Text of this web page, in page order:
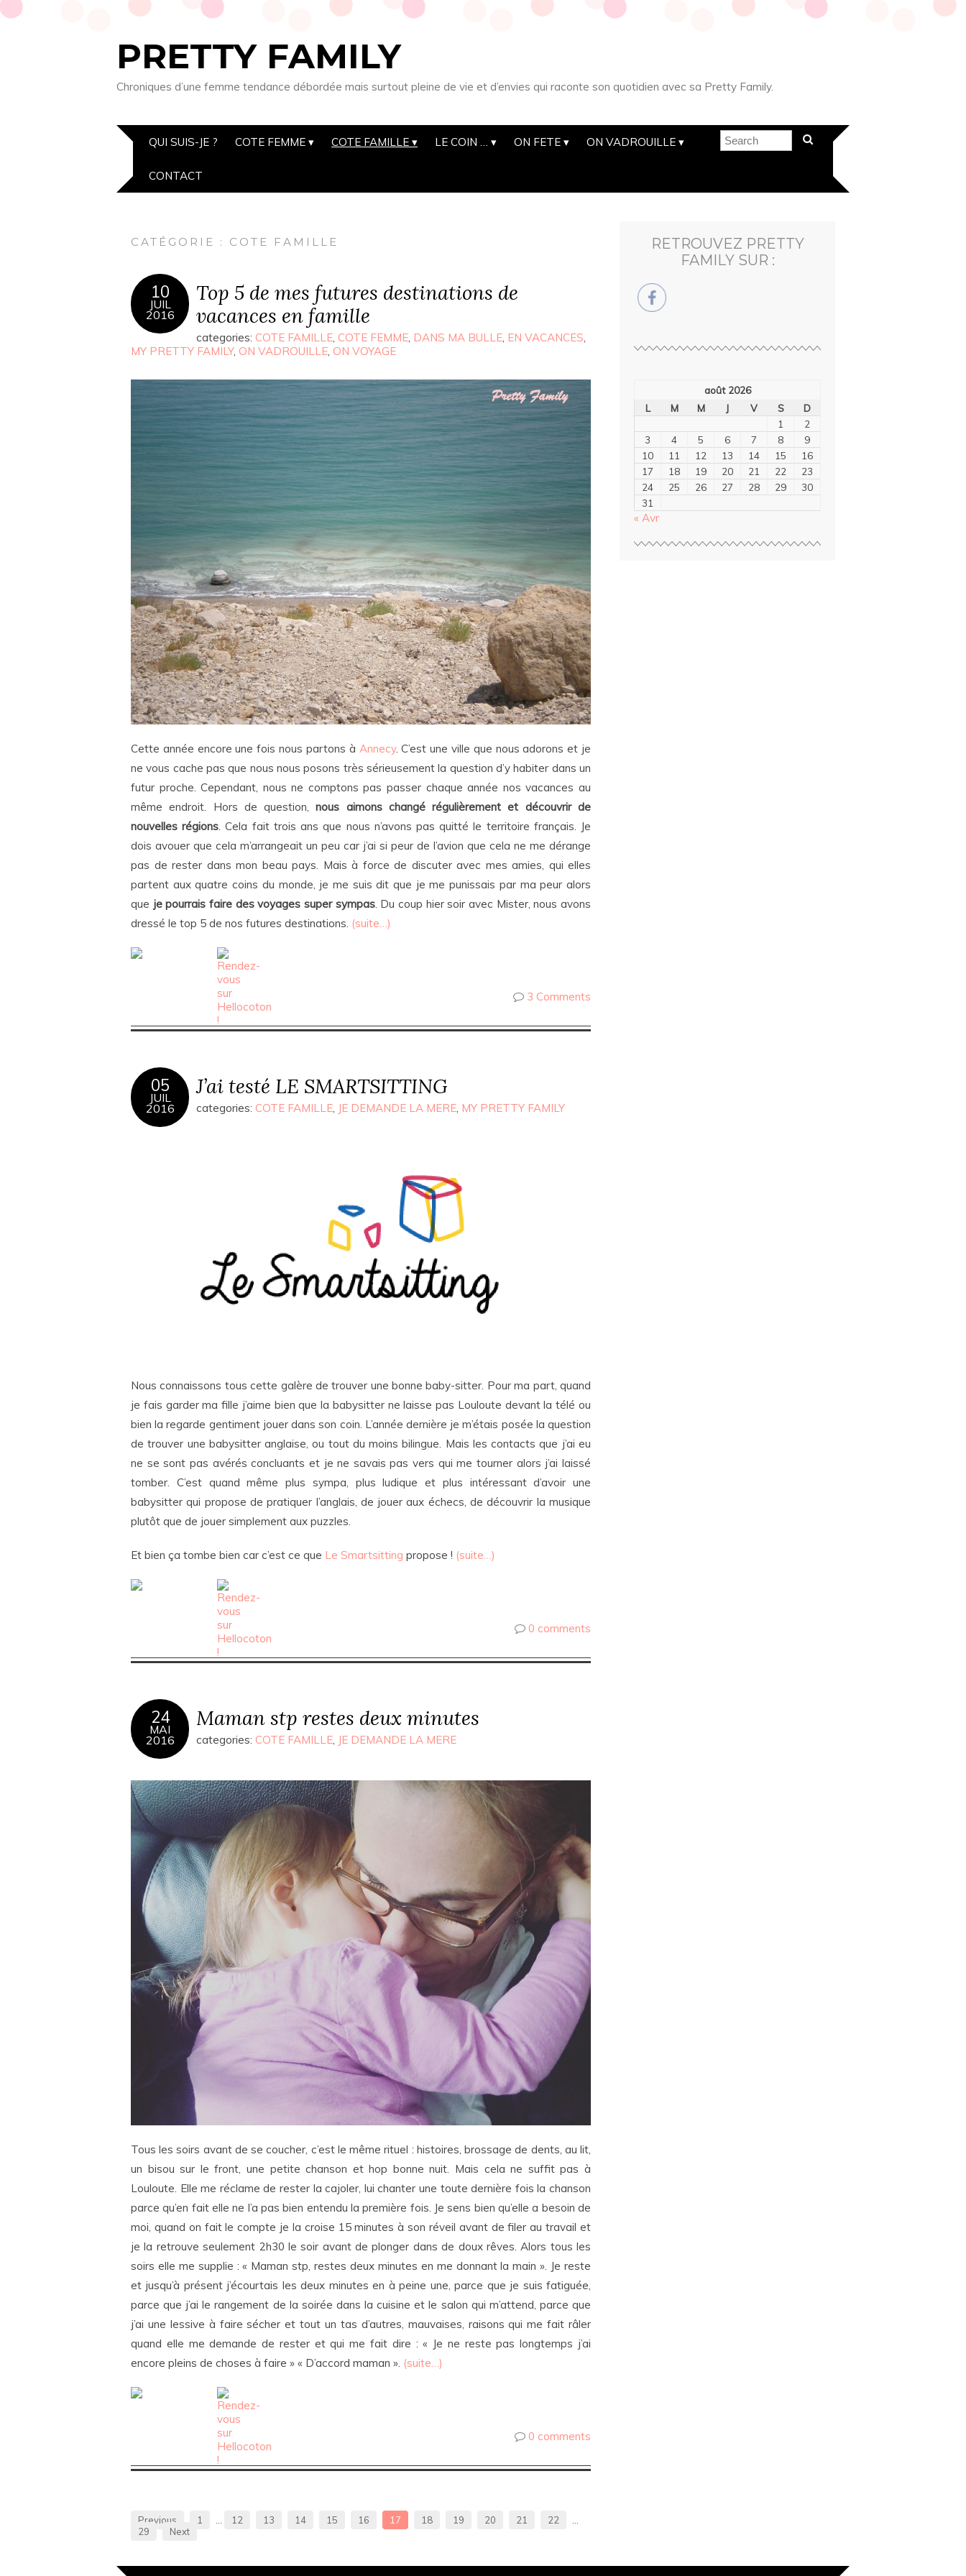
PRETTY FAMILY
Chroniques d’une femme tendance débordée mais surtout pleine de vie et d’envies qui raconte son quotidien avec sa Pretty Family.
QUI SUIS-JE ? COTE FEMME COTE FAMILLE LE COIN … ON FETE ON VADROUILLE
CONTACT
CATÉGORIE : COTE FAMILLE
10
JUIL
2016
Top 5 de mes futures destinations de
vacances en famille
categories: COTE FAMILLE, COTE FEMME, DANS MA BULLE, EN VACANCES,
MY PRETTY FAMILY, ON VADROUILLE, ON VOYAGE
Cette année encore une fois nous partons à Annecy. C’est une ville que nous adorons et je
ne vous cache pas que nous nous posons très sérieusement la question d’y habiter dans un
futur proche. Cependant, nous ne comptons pas passer chaque année nos vacances au
même endroit. Hors de question,nous aimons changé régulièrement et découvrir de
nouvelles régions. Cela fait trois ans que nous n’avons pas quitté le territoire français. Je
dois avouer que cela m’arrangeait un peu car j’ai si peur de l’avion que cela ne me dérange
pas de rester dans mon beau pays. Mais à force de discuter avec mes amies, qui elles
partent aux quatre coins du monde, je me suis dit que je me punissais par ma peur alors
que je pourrais faire des voyages super sympas. Du coup hier soir avec Mister, nous avons
dressé le top 5 de nos futures destinations. (suite…)
3 Comments
05
JUIL
2016
J’ai testé LE SMARTSITTING
categories: COTE FAMILLE, JE DEMANDE LA MERE, MY PRETTY FAMILY
Nous connaissons tous cette galère de trouver une bonne baby-sitter. Pour ma part, quand
je fais garder ma fille j’aime bien que la babysitter ne laisse pas Louloute devant la télé ou
bien la regarde gentiment jouer dans son coin. L’année dernière je m’étais posée la question
de trouver une babysitter anglaise, ou tout du moins bilingue. Mais les contacts que j’ai eu
ne se sont pas avérés concluants et je ne savais pas vers qui me tourner alors j’ai laissé
tomber. C’est quand même plus sympa, plus ludique et plus intéressant d’avoir une
babysitter qui propose de pratiquer l’anglais, de jouer aux échecs, de découvrir la musique
plutôt que de jouer simplement aux puzzles.
Et bien ça tombe bien car c’est ce que Le Smartsitting propose ! (suite…)
0 comments
24
MAI
2016
Maman stp restes deux minutes
categories: COTE FAMILLE, JE DEMANDE LA MERE
Tous les soirs avant de se coucher, c’est le même rituel : histoires, brossage de dents, au lit,
un bisou sur le front, une petite chanson et hop bonne nuit. Mais cela ne suffit pas à
Louloute. Elle me réclame de rester la cajoler, lui chanter une toute dernière fois la chanson
parce qu’en fait elle ne l’a pas bien entendu la première fois. Je sens bien qu’elle a besoin de
moi, quand on fait le compte je la croise 15 minutes à son réveil avant de filer au travail et
je la retrouve seulement 2h30 le soir avant de plonger dans de doux rêves. Alors tous les
soirs elle me supplie : « Maman stp, restes deux minutes en me donnant la main ». Je reste
et jusqu’à présent j’écourtais les deux minutes en à peine une, parce que je suis fatiguée,
parce que j’ai le rangement de la soirée dans la cuisine et le salon qui m’attend, parce que
j’ai une lessive à faire sécher et tout un tas d’autres, mauvaises, raisons qui me fait râler
quand elle me demande de rester et qui me fait dire : « Je ne reste pas longtemps j’ai
encore pleins de choses à faire » « D’accord maman ». (suite…)
0 comments
Previous 1 12 13 14 15 16 17 18 19 20 21 22
29
Next
RETROUVEZ PRETTY
FAMILY SUR :
août 2026
L
M M J V S
D
1
2
3
4 5 6 7 8
9
10
11 12 13 14 15
16
17
18 19 20 21 22
23
24
25 26 27 28 29
30
31
« Avr